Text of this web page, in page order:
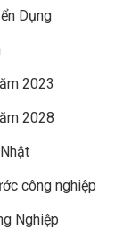
Dụng
2023
2028
công nghiệp
Nghiệp